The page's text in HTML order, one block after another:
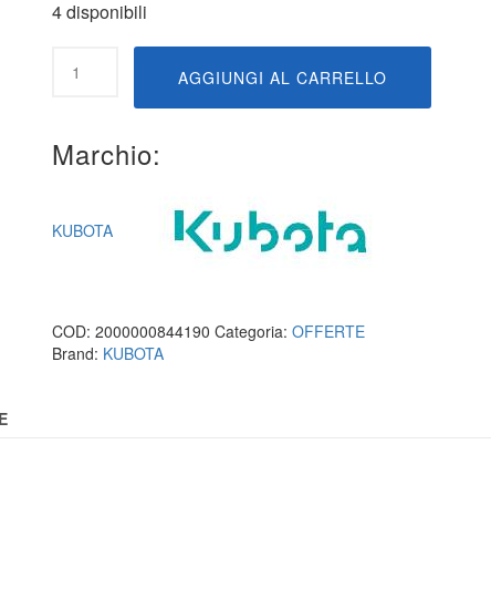
4 disponibili
quantità
AGGIUNGI AL CARRELLO
Marchio:
KUBOTA
COD: 2000000844190 Categoria: OFFERTE
Brand: KUBOTA